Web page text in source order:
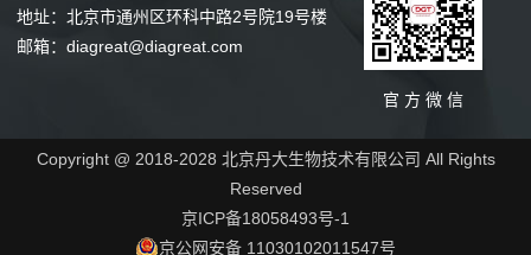
地址：北京市通州区环科中路2号院19号楼
邮箱：diagreat@diagreat.com
官 方 微 信
Copyright @ 2018-2028 北京丹大生物技术有限公司 All Rights
Reserved
京ICP备18058493号-1
京公网安备 11030102011547号